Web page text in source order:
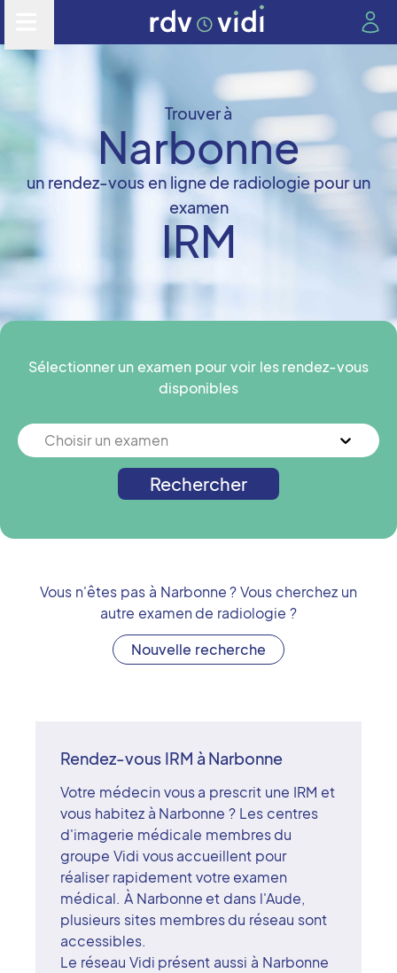
Trouver à
Narbonne
un rendez-vous en ligne de radiologie pour un
examen
IRM
Sélectionner un examen pour voir les rendez-vous
disponibles
Choisir un examen
Rechercher
Vous n'êtes pas à Narbonne? Vous cherchez un
autre examen de radiologie ?
Nouvelle recherche
Rendez-vous IRM à Narbonne
Votre médecin vous a prescrit une IRM et
vous habitez à Narbonne ? Les centres
d'imagerie médicale membres du
groupe Vidi vous accueillent pour
réaliser rapidement votre examen
médical. À Narbonne et dans l'Aude,
plusieurs sites membres du réseau sont
accessibles.
Le réseau Vidi présent aussi à Narbonne